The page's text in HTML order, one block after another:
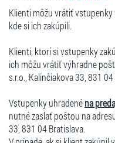
Klienti môžu vrátiť
kde si ich zakúpili.
Klienti, ktorí si vstupenky
ich môžu vrátiť výhradne
s.r.o., Kalinčiakova 33, 831
Vstupenky uhradenéna
nutné zaslať poštou na
33, 831 04 Bratislava.